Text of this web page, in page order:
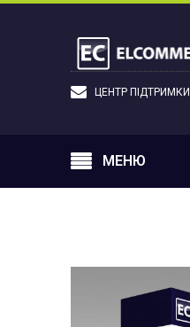
ЦЕНТР ПІДТРИМКИ
МЕНЮ